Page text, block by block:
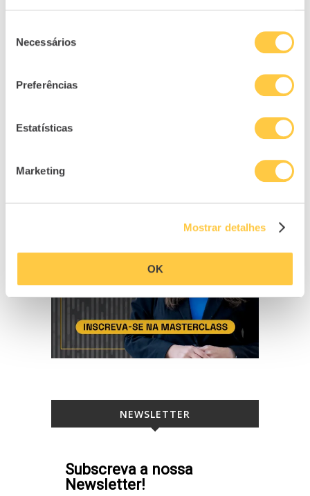
Necessários
Preferências
Estatísticas
Marketing
Mostrar detalhes
OK
27/10/2022
NEWSLETTER
Subscreva a nossa
Newsletter!